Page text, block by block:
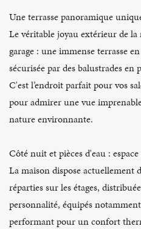
Une terrasse panoramique
Le véritable joyau extérieur de
garage : une immense terrasse
sécurisée par des balustrades
C'est l’endroit parfait pour vos
pour admirer une vue
nature environnante.
Côté nuit et pièces d'eau :
La maison dispose actuellement
réparties sur les étages,
personnalité, équipés
performant pour un confort